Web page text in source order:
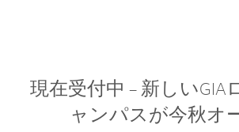
現在受付中 – 新しいGIA
ャンパスが今秋オ